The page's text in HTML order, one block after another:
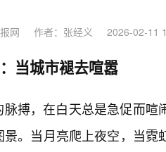
网 作者：张经义 2026-02-11
当城市褪去喧嚣
脉搏，在白天总是急促而喧
景。当月亮爬上夜空，当